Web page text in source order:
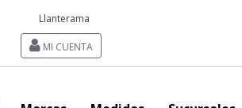
Llanterama
MI CUENTA